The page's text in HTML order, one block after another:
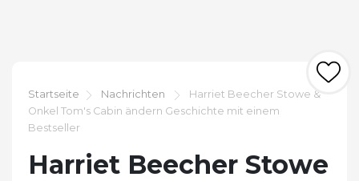
Startseite Nachrichten
Harriet Beecher Stowe &
Onkel Tom's Cabin ändern Geschichte mit einem
Bestseller
Harriet Beecher Stowe